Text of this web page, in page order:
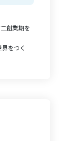
創業期を
をつく